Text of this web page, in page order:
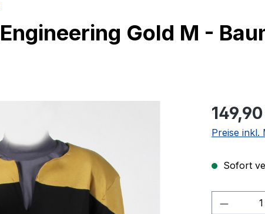
Gold M -
Regulärer
Preise inkl.
Sofort